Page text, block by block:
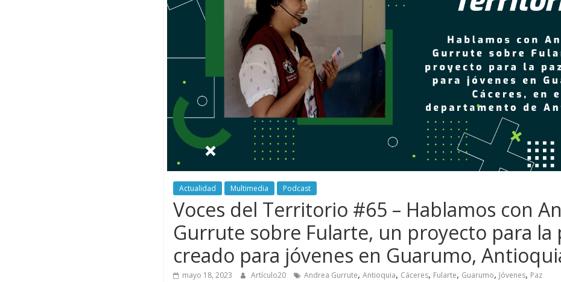
Actualidad Multimedia Podcast
Voces del Territorio #65 – Hablamos con
Gurrute sobre Fularte, un proyecto para la
creado para jóvenes en Guarumo,
mayo 18, 2023 Artículo20 Andrea Gurrute, Antioquia, Cáceres, Fularte, Guarumo, Jóvenes, Paz